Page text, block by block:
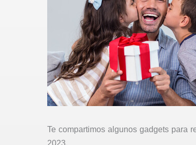
Te compartimos algunos gadgets para